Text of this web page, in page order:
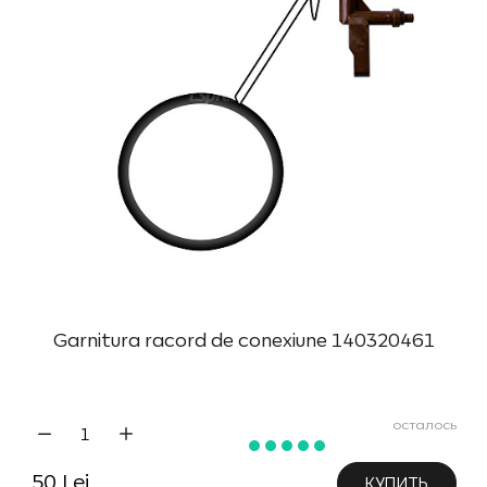
Garnitura racord de conexiune 140320461
осталось
50 Lei КУПИТЬ